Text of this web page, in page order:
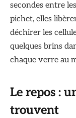
secondes entre
pichet, elles
déchirer les
quelques brins
chaque verre au
Le repos :
trouvent